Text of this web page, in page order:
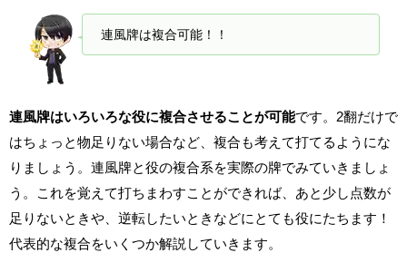
連風牌は複合可能！！
連風牌はいろいろな役に複合させることが可能です。2翻だけで
はちょっと物足りない場合など、複合も考えて打てるようにな
りましょう。連風牌と役の複合系を実際の牌でみていきましょ
う。これを覚えて打ちまわすことができれば、あと少し点数が
足りないときや、逆転したいときなどにとても役にたちます！
代表的な複合をいくつか解説していきます。